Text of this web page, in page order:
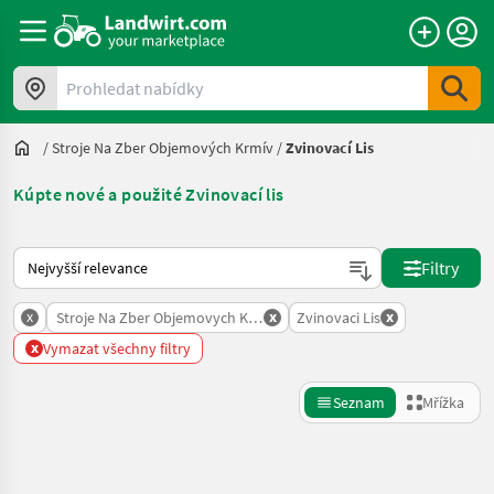
Prohledat nabídky
/Stroje Na Zber Objemových Krmív /Zvinovací Lis
Kúpte nové a použité Zvinovací lis
Takto se řadí nabídky na Landwirt.com
Filtry
x Stroje Na Zber Objemovych Krmiv
x Zvinovaci Lis x
x Vymazat všechny filtry
Seznam Mřížka